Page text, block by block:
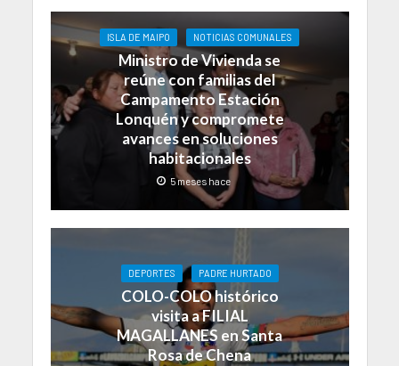
ISLA DE MAIPO NOTICIAS COMUNALES
Ministro de Vivienda se
reúne con familias del
Campamento Estación
Lonquén y compromete
avances en soluciones
habitacionales
5 meses hace
DEPORTES PADRE HURTADO
COLO-COLO histórico
visita a FILIAL
MAGALLANES en Santa
Rosa de Chena